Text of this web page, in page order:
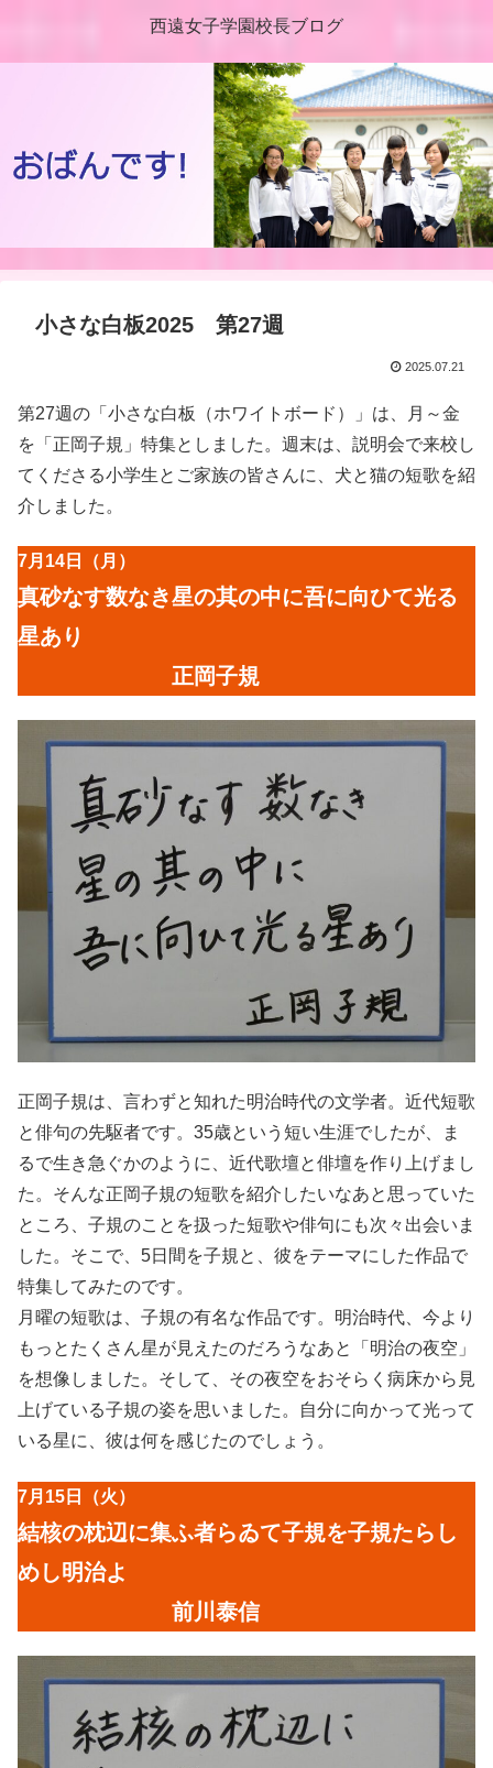
西遠女子学園校長ブログ
小さな白板2025 第27週
2025.07.21
第27週の「小さな白板（ホワイトボード）」は、月～金
を「正岡子規」特集としました。週末は、説明会で来校し
てくださる小学生とご家族の皆さんに、犬と猫の短歌を紹
介しました。
7月14日（月）
真砂なす数なき星の其の中に吾に向ひて光る
星あり
正岡子規
正岡子規は、言わずと知れた明治時代の文学者。近代短歌
と俳句の先駆者です。35歳という短い生涯でしたが、ま
るで生き急ぐかのように、近代歌壇と俳壇を作り上げまし
た。そんな正岡子規の短歌を紹介したいなあと思っていた
ところ、子規のことを扱った短歌や俳句にも次々出会いま
した。そこで、5日間を子規と、彼をテーマにした作品で
特集してみたのです。
月曜の短歌は、子規の有名な作品です。明治時代、今より
もっとたくさん星が見えたのだろうなあと「明治の夜空」
を想像しました。そして、その夜空をおそらく病床から見
上げている子規の姿を思いました。自分に向かって光って
いる星に、彼は何を感じたのでしょう。
7月15日（火）
結核の枕辺に集ふ者らゐて子規を子規たらし
めし明治よ
前川泰信